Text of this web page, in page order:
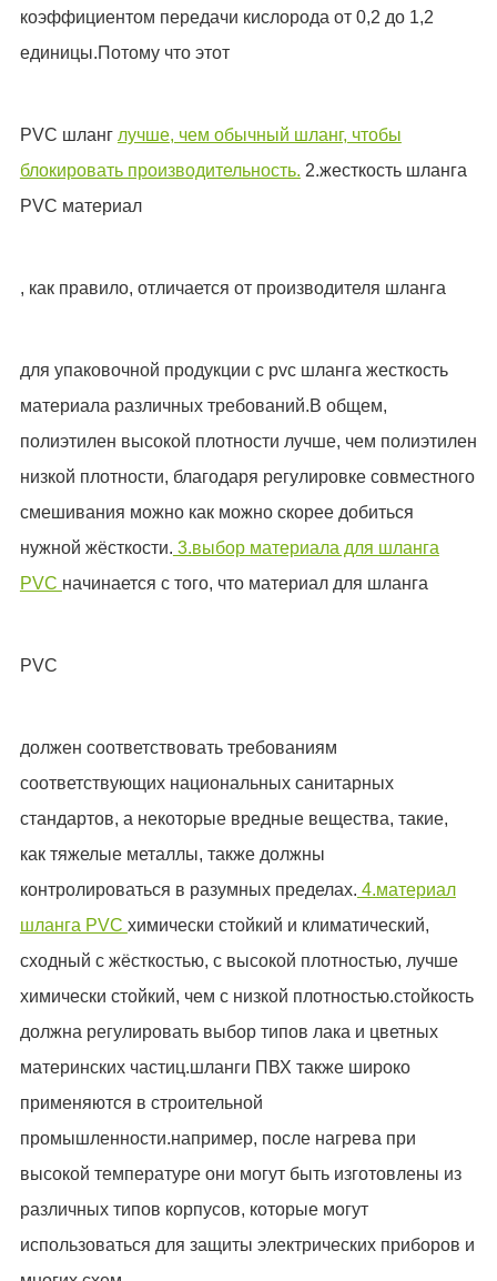
коэффициентом передачи кислорода от 0,2 до 1,2
единицы.Потому что этот
PVC шланг лучше, чем обычный шланг, чтобы
блокировать производительность. 2.жесткость шланга
PVC материал
, как правило, отличается от производителя шланга
для упаковочной продукции с pvc шланга жесткость
материала различных требований.В общем,
полиэтилен высокой плотности лучше, чем полиэтилен
низкой плотности, благодаря регулировке совместного
смешивания можно как можно скорее добиться
нужной жёсткости. 3.выбор материала для шланга
PVC начинается с того, что материал для шланга
PVC
должен соответствовать требованиям
соответствующих национальных санитарных
стандартов, а некоторые вредные вещества, такие,
как тяжелые металлы, также должны
контролироваться в разумных пределах. 4.материал
шланга PVC химически стойкий и климатический,
сходный с жёсткостью, с высокой плотностью, лучше
химически стойкий, чем с низкой плотностью.стойкость
должна регулировать выбор типов лака и цветных
материнских частиц.шланги ПВХ также широко
применяются в строительной
промышленности.например, после нагрева при
высокой температуре они могут быть изготовлены из
различных типов корпусов, которые могут
использоваться для защиты электрических приборов и